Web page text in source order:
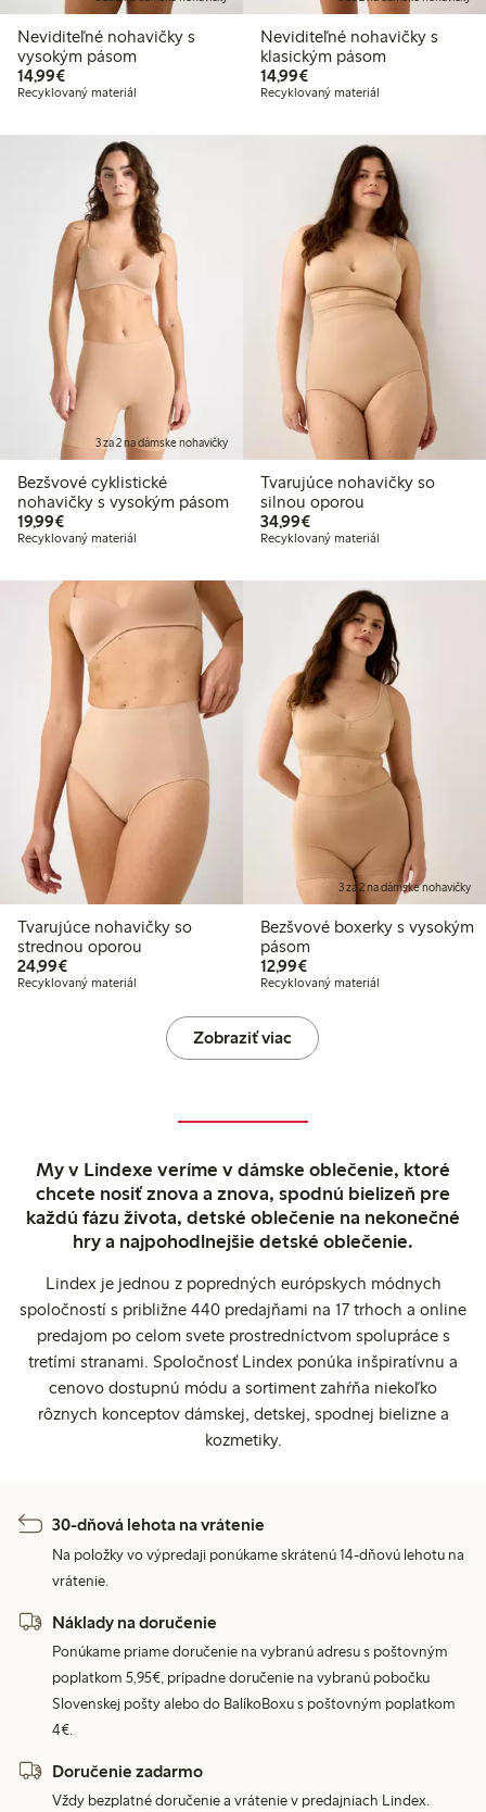
Neviditeľné nohavičky s
vysokým pásom
14,99€14,99 €
Recyklovaný materiál
Neviditeľné nohavičky s
klasickým pásom
14,99€14,99 €
Recyklovaný materiál
3 za 2 na dámske nohavičky
Bezšvové cyklistické
nohavičky s vysokým pásom
19,99€19,99 €
Recyklovaný materiál
Tvarujúce nohavičky so
silnou oporou
34,99€34,99 €
Recyklovaný materiál
Tvarujúce nohavičky so
strednou oporou
24,99€24,99 €
Recyklovaný materiál
3 za 2 na dámske nohavičky
Bezšvové boxerky s vysokým
pásom
12,99€12,99 €
Recyklovaný materiál
Zobraziť viac
My v Lindexe veríme v dámske oblečenie, ktoré
chcete nosiť znova a znova, spodnú bielizeň pre
každú fázu života, detské oblečenie na nekonečné
hry a najpohodlnejšie detské oblečenie.
Lindex je jednou z popredných európskych módnych
spoločností s približne 440 predajňami na 17 trhoch a online
predajom po celom svete prostredníctvom spolupráce s
tretími stranami. Spoločnosť Lindex ponúka inšpiratívnu a
cenovo dostupnú módu a sortiment zahŕňa niekoľko
rôznych konceptov dámskej, detskej, spodnej bielizne a
kozmetiky.
30-dňová lehota na vrátenie
Na položky vo výpredaji ponúkame skrátenú 14-dňovú lehotu na
vrátenie.
Náklady na doručenie
Ponúkame priame doručenie na vybranú adresu s poštovným
poplatkom 5,95€, prípadne doručenie na vybranú pobočku
Slovenskej pošty alebo do BalíkoBoxu s poštovným poplatkom
4€.
Doručenie zadarmo
Vždy bezplatné doručenie a vrátenie v predajniach Lindex.